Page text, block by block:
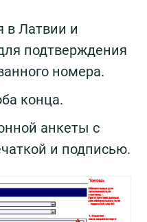
в Латвии и
подтверждения
номера.
конца.
анкеты с
и подписью.